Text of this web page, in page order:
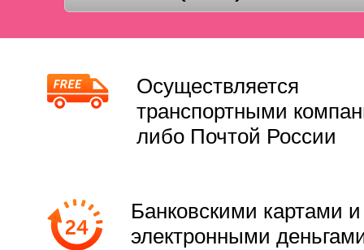
Осуществляется
транспортными
либо Почтой России
Банковскими картами и
электронными